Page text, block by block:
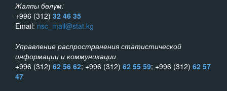
Жалпы бөлүм:
+996 (312) 32 46 35
Email: nsc_mail@stat.kg
Управление распространения статистической
информации и коммуникации
+996 (312) 62 56 62; +996 (312) 62 55 59; +996 (312) 62 57
47